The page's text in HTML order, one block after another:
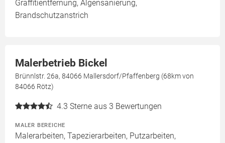
Graffitientfernung, Algensanierung,
Brandschutzanstrich
Malerbetrieb Bickel
Brünnlstr. 26a, 84066 Mallersdorf/Pfaffenberg (68km von
84066 Rötz)
4.3 Sterne aus 3 Bewertungen
MALER BEREICHE
Malerarbeiten, Tapezierarbeiten, Putzarbeiten,